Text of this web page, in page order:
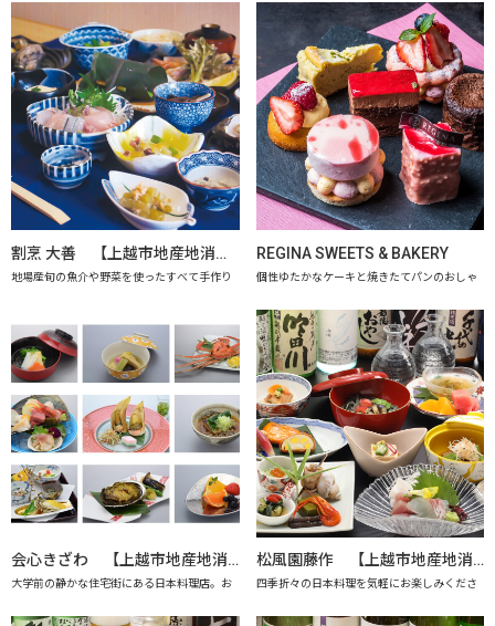
割烹 大善 【上越市地産地消推進の店認定店】
地場産旬の魚介や野菜を使ったすべて手作り
REGINA SWEETS & BAKERY
個性ゆたかなケーキと焼きたてパンのおしゃ
会心きざわ 【上越市地産地消の店認定店】
大学前の静かな住宅街にある日本料理店。お
松風園藤作 【上越市地産地消の店認定店】
四季折々の日本料理を気軽にお楽しみくださ